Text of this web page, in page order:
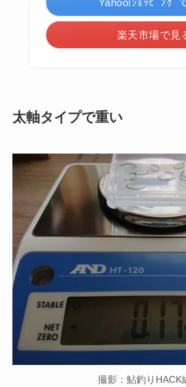
楽天市場で見
太軸タイプで重い
撮影：鮎釣りHACK